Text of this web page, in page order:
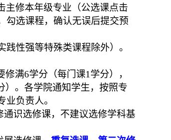
主修本年级专业（公选课点击
勾选课程， 确认无误后提交预
践性强等特殊类课程除外） 。
满6学分（每门课1学分），
。 各学院通知学生，按照专
业负责人。
通识选修课，不建议选修学科基